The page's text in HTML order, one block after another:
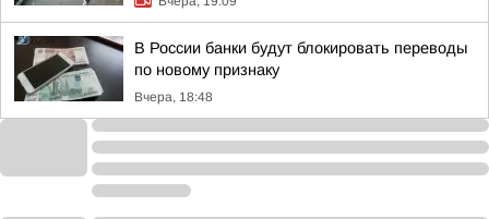
В России банки будут блокировать переводы
по новому признаку
Вчера, 18:48